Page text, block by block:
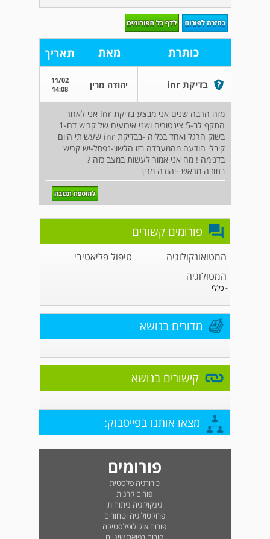
כותרת מאת תאריך
בדיקת inr יהודה מרין
11/02
14:08
מזה הרבה שנים אני מבצע בדיקת inr אני לאחר
התקף לב-5 צינטורים ושני אירועים של קריש דם-1
בשוק הרגל ואחד בכליה -בבדיקת inr שעשיתי היום
קיבלי הודעה מהמעבדה בזו הלשון-נפסל-יש קריש
בדגימה ! מה אני אמור לעשות במצב כזה ?
בתודה מראש -יהודה מרין
פורומים קשורים
המטואונקולוגיה
טיפול פליאטיבי
המטולוגיה
- כללי
מדורים בנושא
קישורים בנושא
מצאו אותנו בפייסבוק:
פורומים
כירורגיה פלסטית
פורום קרנית
גינקולוגיה ניתוחית
פרוקטולוגיה וטחורים
פורום אוקולופלסטיקה